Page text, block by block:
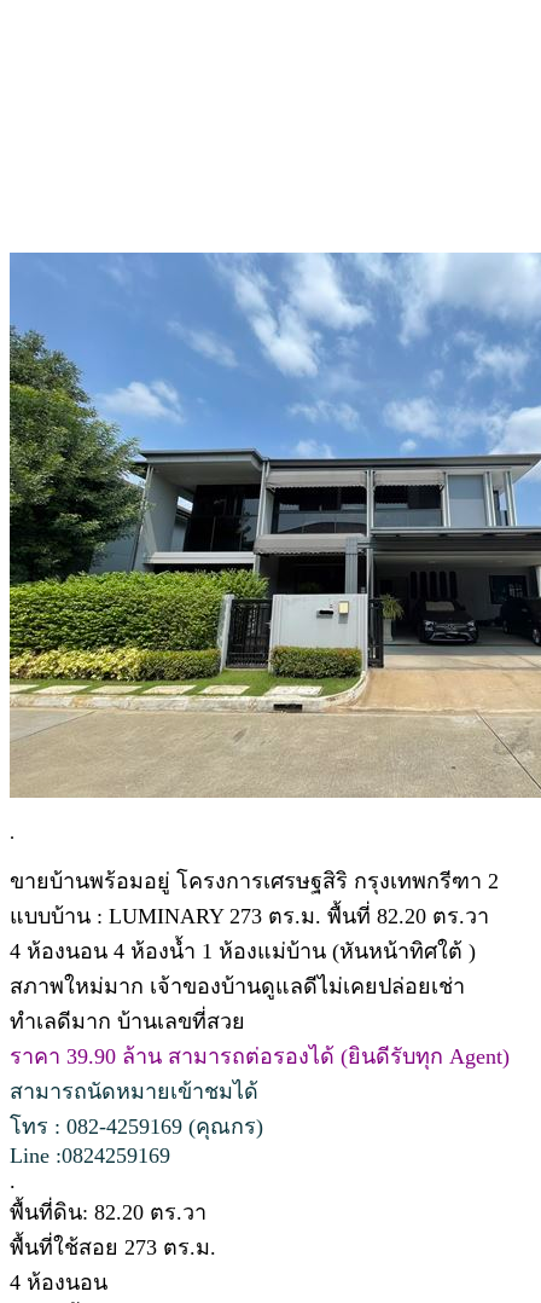
.
ขายบ้านพร้อมอยู่ โครงการเศรษฐสิริ กรุงเทพกรีฑา 2
แบบบ้าน : LUMINARY 273 ตร.ม. พื้นที่ 82.20 ตร.วา
4 ห้องนอน 4 ห้องน้ำ 1 ห้องแม่บ้าน (หันหน้าทิศใต้ )
สภาพใหม่มาก เจ้าของบ้านดูแลดีไม่เคยปล่อยเช่า
ทำเลดีมาก บ้านเลขที่สวย
ราคา 39.90 ล้าน สามารถต่อรองได้ (ยินดีรับทุก Agent)
สามารถนัดหมายเข้าชมได้
โทร : 082-4259169 (คุณกร)
Line :0824259169
.
พื้นที่ดิน: 82.20 ตร.วา
พื้นที่ใช้สอย 273 ตร.ม.
4 ห้องนอน